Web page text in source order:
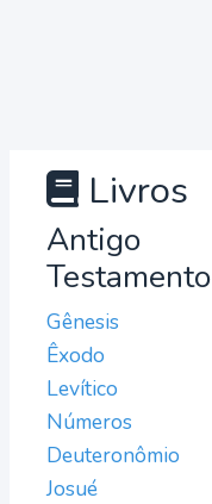
Livros
Antigo
Testamento
Gênesis
Êxodo
Levítico
Números
Deuteronômio
Josué